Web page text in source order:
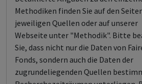
Methodiken finden Sie auf den
jeweiligen Quellen oder auf unserer
Webseite unter "Methodik". Bitte
Sie, dass nicht nur die Daten von
Fonds, sondern auch die Daten der
zugrundeliegenden Quellen